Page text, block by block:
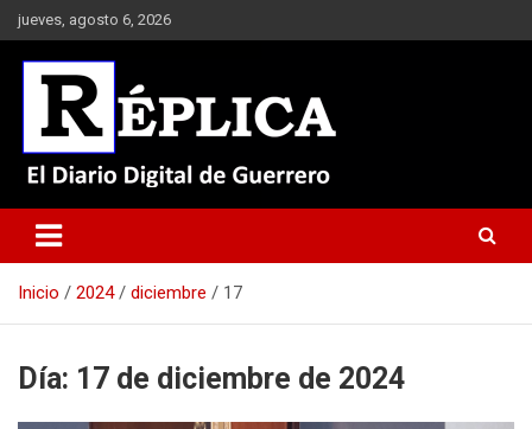
Saltar
al
contenido
jueves, agosto 6, 2026
Réplica
Inicio 2024 diciembre 17
Día: 17 de diciembre de 2024